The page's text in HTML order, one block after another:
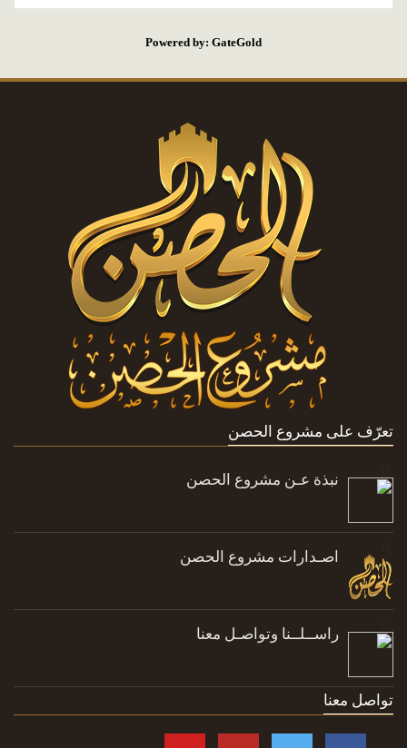
Powered by: GateGold
تعرّف على مشروع الحصن
نبذة عـن مشروع الحصن
اصـدارات مشروع الحصن
راســلــنا وتواصـل معنا
تواصل معنا